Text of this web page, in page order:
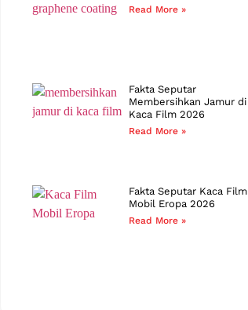
Read More »
Fakta Seputar
Membersihkan Jamur di
Kaca Film 2026
Read More »
Fakta Seputar Kaca Film
Mobil Eropa 2026
Read More »